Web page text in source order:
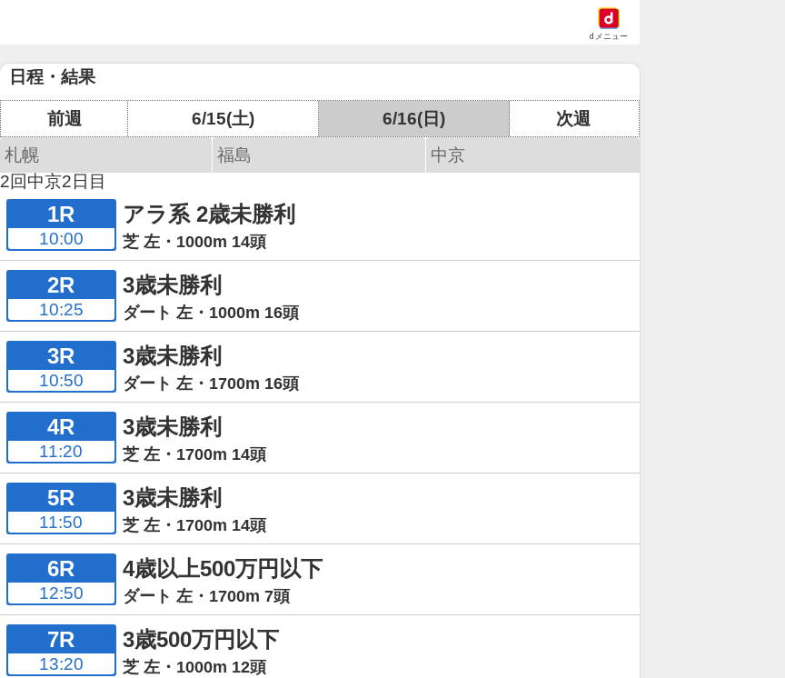
dメニュー
日程・結果
前週 6/15(土) 6/16(日)
次週
札幌
福島
中京
2回中京2日目
1R
10:00
アラ系 2歳未勝利
芝 左・1000m 14頭
2R
10:25
3歳未勝利
ダート 左・1000m 16頭
3R
10:50
3歳未勝利
ダート 左・1700m 16頭
4R
11:20
3歳未勝利
芝 左・1700m 14頭
5R
11:50
3歳未勝利
芝 左・1700m 14頭
6R
12:50
4歳以上500万円以下
ダート 左・1700m 7頭
7R
13:20
3歳500万円以下
芝 左・1000m 12頭